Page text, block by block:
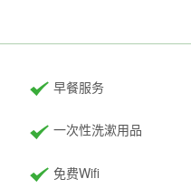
早餐服务
一次性洗漱用品
免费Wifi